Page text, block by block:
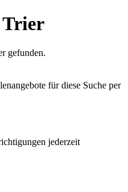
Trier
gefunden.
für diese Suche per
jederzeit